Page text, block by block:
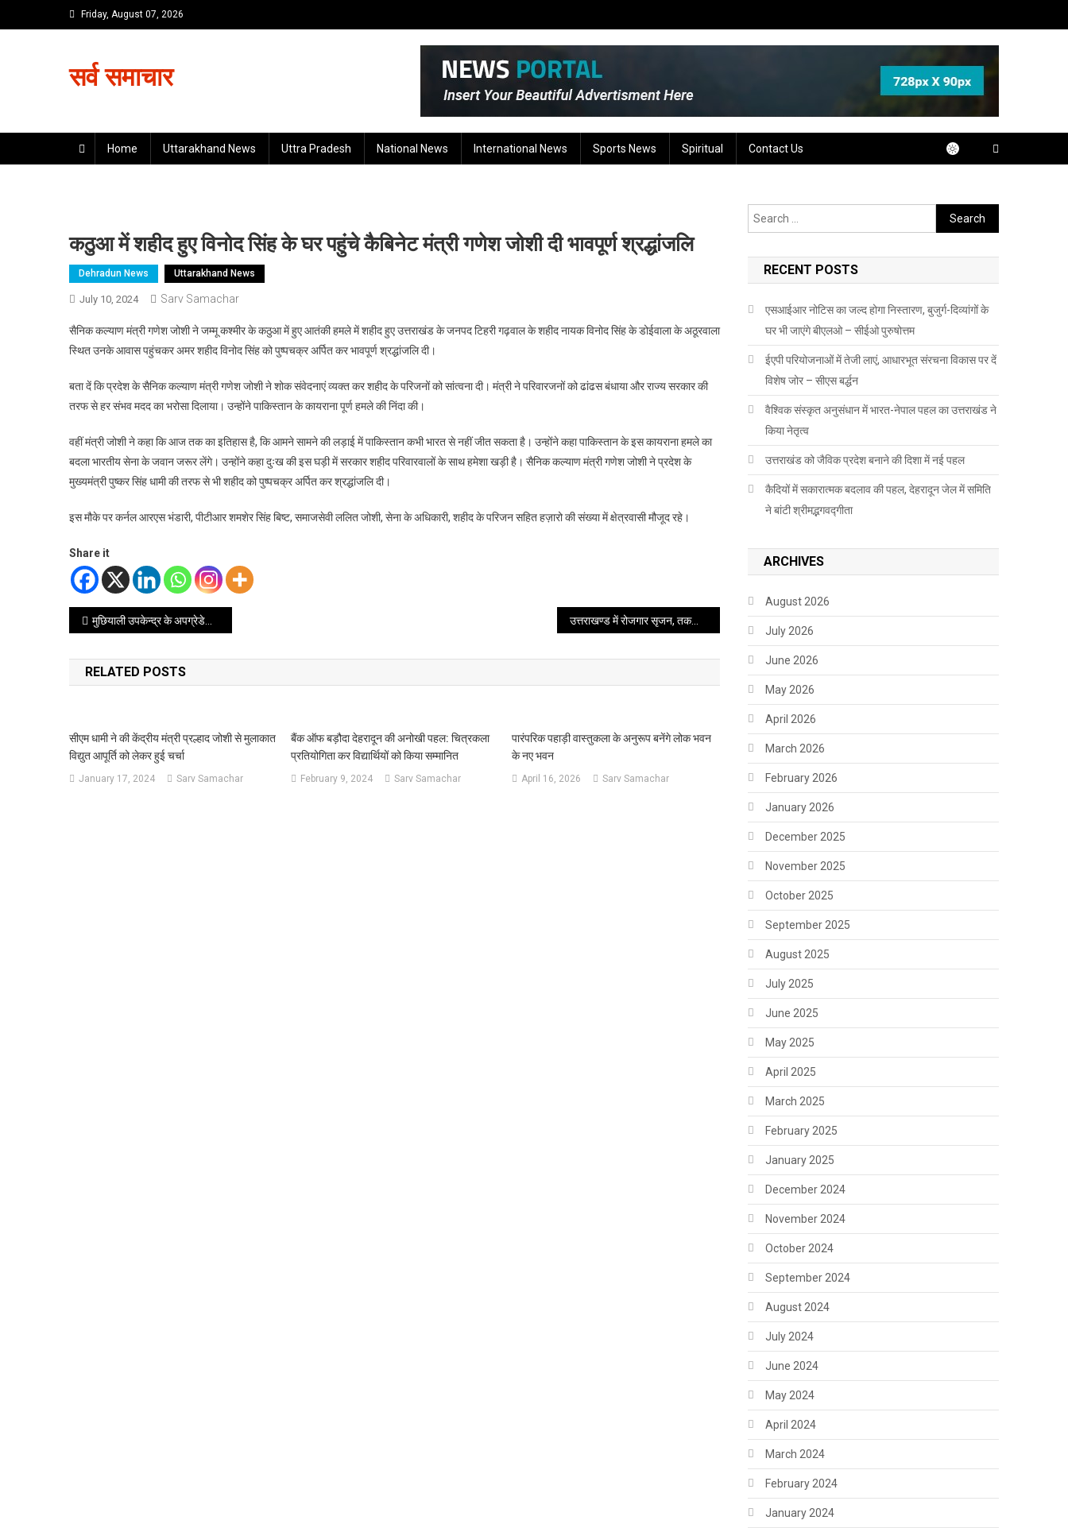
to
Friday, August 07, 2026
सर्व समाचार
Home Uttarakhand News Uttra Pradesh National News International News Sports News Spiritual Contact Us
कठुआ में शहीद हुए विनोद सिंह के घर पहुंचे कैबिनेट मंत्री गणेश जोशी दी भावपूर्ण श्रद्धांजलि
Dehradun News Uttarakhand News
July 10, 2024 Sarv Samachar
सैनिक कल्याण मंत्री गणेश जोशी ने जम्मू कश्मीर के कठुआ में हुए आतंकी हमले में शहीद हुए उत्तराखंड के जनपद टिहरी गढ़वाल के शहीद नायक विनोद सिंह के डोईवाला के अठूरवाला
स्थित उनके आवास पहुंचकर अमर शहीद विनोद सिंह को पुष्पचक्र अर्पित कर भावपूर्ण श्रद्धांजलि दी।
बता दें कि प्रदेश के सैनिक कल्याण मंत्री गणेश जोशी ने शोक संवेदनाएं व्यक्त कर शहीद के परिजनों को सांत्वना दी। मंत्री ने परिवारजनों को ढांढस बंधाया और राज्य सरकार की
तरफ से हर संभव मदद का भरोसा दिलाया। उन्होंने पाकिस्तान के कायराना पूर्ण हमले की निंदा की।
वहीं मंत्री जोशी ने कहा कि आज तक का इतिहास है, कि आमने सामने की लड़ाई में पाकिस्तान कभी भारत से नहीं जीत सकता है। उन्होंने कहा पाकिस्तान के इस कायराना हमले का
बदला भारतीय सेना के जवान जरूर लेंगे। उन्होंने कहा दुःख की इस घड़ी में सरकार शहीद परिवारवालों के साथ हमेशा खड़ी है। सैनिक कल्याण मंत्री गणेश जोशी ने प्रदेश के
मुख्यमंत्री पुष्कर सिंह धामी की तरफ से भी शहीद को पुष्पचक्र अर्पित कर श्रद्धांजलि दी।
इस मौके पर कर्नल आरएस भंडारी, पीटीआर शमशेर सिंह बिष्ट, समाजसेवी ललित जोशी, सेना के अधिकारी, शहीद के परिजन सहित हज़ारो की संख्या में क्षेत्रवासी मौजूद रहे।
Share it
Post
navigation
मुछियाली उपकेन्द्र के अपग्रेडेशन से ग्रामीणों को स्थानीय स्तर पर मिलेगा लाभ उत्तराखण्ड में रोजगार सृजन, तकनीकी सांझेदारी तथा पूंजीगत निवेश को प्रोत्साहन मिले – सीएस रतूड़ी
RELATED POSTS
सीएम धामी ने की केंद्रीय मंत्री प्रल्हाद जोशी से मुलाकात
विद्युत आपूर्ति को लेकर हुई चर्चा
January 17, 2024 Sarv Samachar
बैंक ऑफ बड़ौदा देहरादून की अनोखी पहल: चित्रकला
प्रतियोगिता कर विद्यार्थियों को किया सम्मानित
February 9, 2024 Sarv Samachar
पारंपरिक पहाड़ी वास्तुकला के अनुरूप बनेंगे लोक भवन
के नए भवन
April 16, 2026 Sarv Samachar
Search
for:
RECENT POSTS
एसआईआर नोटिस का जल्द होगा निस्तारण, बुजुर्ग-दिव्यांगों के
घर भी जाएंगे बीएलओ – सीईओ पुरुषोत्तम
ईएपी परियोजनाओं में तेजी लाएं, आधारभूत संरचना विकास पर दें
विशेष जोर – सीएस बर्द्धन
वैश्विक संस्कृत अनुसंधान में भारत-नेपाल पहल का उत्तराखंड ने
किया नेतृत्व
उत्तराखंड को जैविक प्रदेश बनाने की दिशा में नई पहल
कैदियों में सकारात्मक बदलाव की पहल, देहरादून जेल में समिति
ने बांटी श्रीमद्भगवद्गीता
ARCHIVES
August 2026
July 2026
June 2026
May 2026
April 2026
March 2026
February 2026
January 2026
December 2025
November 2025
October 2025
September 2025
August 2025
July 2025
June 2025
May 2025
April 2025
March 2025
February 2025
January 2025
December 2024
November 2024
October 2024
September 2024
August 2024
July 2024
June 2024
May 2024
April 2024
March 2024
February 2024
January 2024